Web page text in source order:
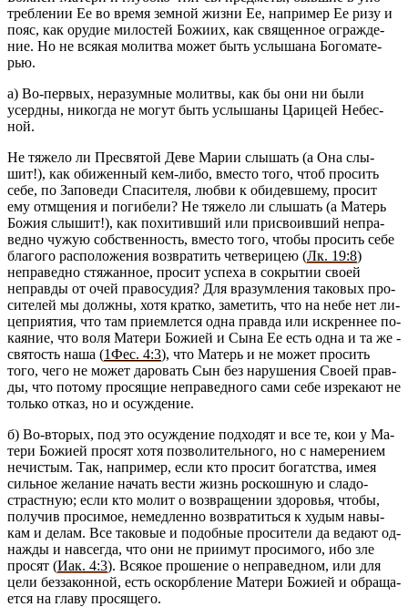
треб­ле­нии Ее во время зем­ной жизни Ее, на­при­мер Ее ризу и
пояс, как ору­дие ми­ло­стей Бо­жи­их, как свя­щен­ное ограж­де­
ние. Но не вся­кая мо­лит­ва может быть услы­ша­на Бо­го­ма­те­
рью.
а) Во-пер­вых, нера­зум­ные мо­лит­вы, как бы они ни были
усерд­ны, ни­ко­гда не могут быть услы­ша­ны Ца­ри­цей Небес­
ной.
Не тя­же­ло ли Пре­свя­той Деве Марии слы­шать (а Она слы­
шит!), как оби­жен­ный кем-либо, вме­сто того, чтоб про­сить
себе, по За­по­ве­ди Спа­си­те­ля, любви к оби­дев­ше­му, про­сит
ему от­мще­ния и по­ги­бе­ли? Не тя­же­ло ли слы­шать (а Ма­терь
Божия слы­шит!), как по­хи­тив­ший или при­сво­ив­ший непра­
вед­но чужую соб­ствен­ность, вме­сто того, чтобы про­сить себе
бла­го­го рас­по­ло­же­ния воз­вра­тить чет­ве­ри­цею (Лк. 19:8)
непра­вед­но стя­жан­ное, про­сит успе­ха в со­кры­тии своей
неправ­ды от очей пра­во­су­дия? Для вра­зум­ле­ния та­ко­вых про­
си­те­лей мы долж­ны, хотя крат­ко, за­ме­тить, что на небе нет ли­
це­при­я­тия, что там при­ем­лет­ся одна прав­да или ис­крен­нее по­
ка­я­ние, что воля Ма­те­ри Бо­жи­ей и Сына Ее есть одна и та же -
свя­тость наша (1Фес. 4:3), что Ма­терь и не может про­сить
того, чего не может да­ро­вать Сын без на­ру­ше­ния Своей прав­
ды, что по­то­му про­ся­щие непра­вед­но­го сами себе из­ре­ка­ют не
толь­ко отказ, но и осуж­де­ние.
б) Во-вто­рых, под это осуж­де­ние под­хо­дят и все те, кои у Ма­
те­ри Бо­жи­ей про­сят хотя поз­во­ли­тель­но­го, но с на­ме­ре­ни­ем
нечи­стым. Так, на­при­мер, если кто про­сит бо­гат­ства, имея
силь­ное же­ла­ние на­чать вести жизнь рос­кош­ную и сла­до­
страст­ную; если кто молит о воз­вра­ще­нии здо­ро­вья, чтобы,
по­лу­чив про­си­мое, немед­лен­но воз­вра­тить­ся к худым на­вы­
кам и делам. Все та­ко­вые и по­доб­ные про­си­те­ли да ве­да­ют од­
на­ж­ды и на­все­гда, что они не при­и­мут про­си­мо­го, ибо зле
про­сят (Иак. 4:3). Вся­кое про­ше­ние о непра­вед­ном, или для
цели без­за­кон­ной, есть оскорб­ле­ние Ма­те­ри Бо­жи­ей и об­ра­ща­
ет­ся на главу про­ся­ще­го.